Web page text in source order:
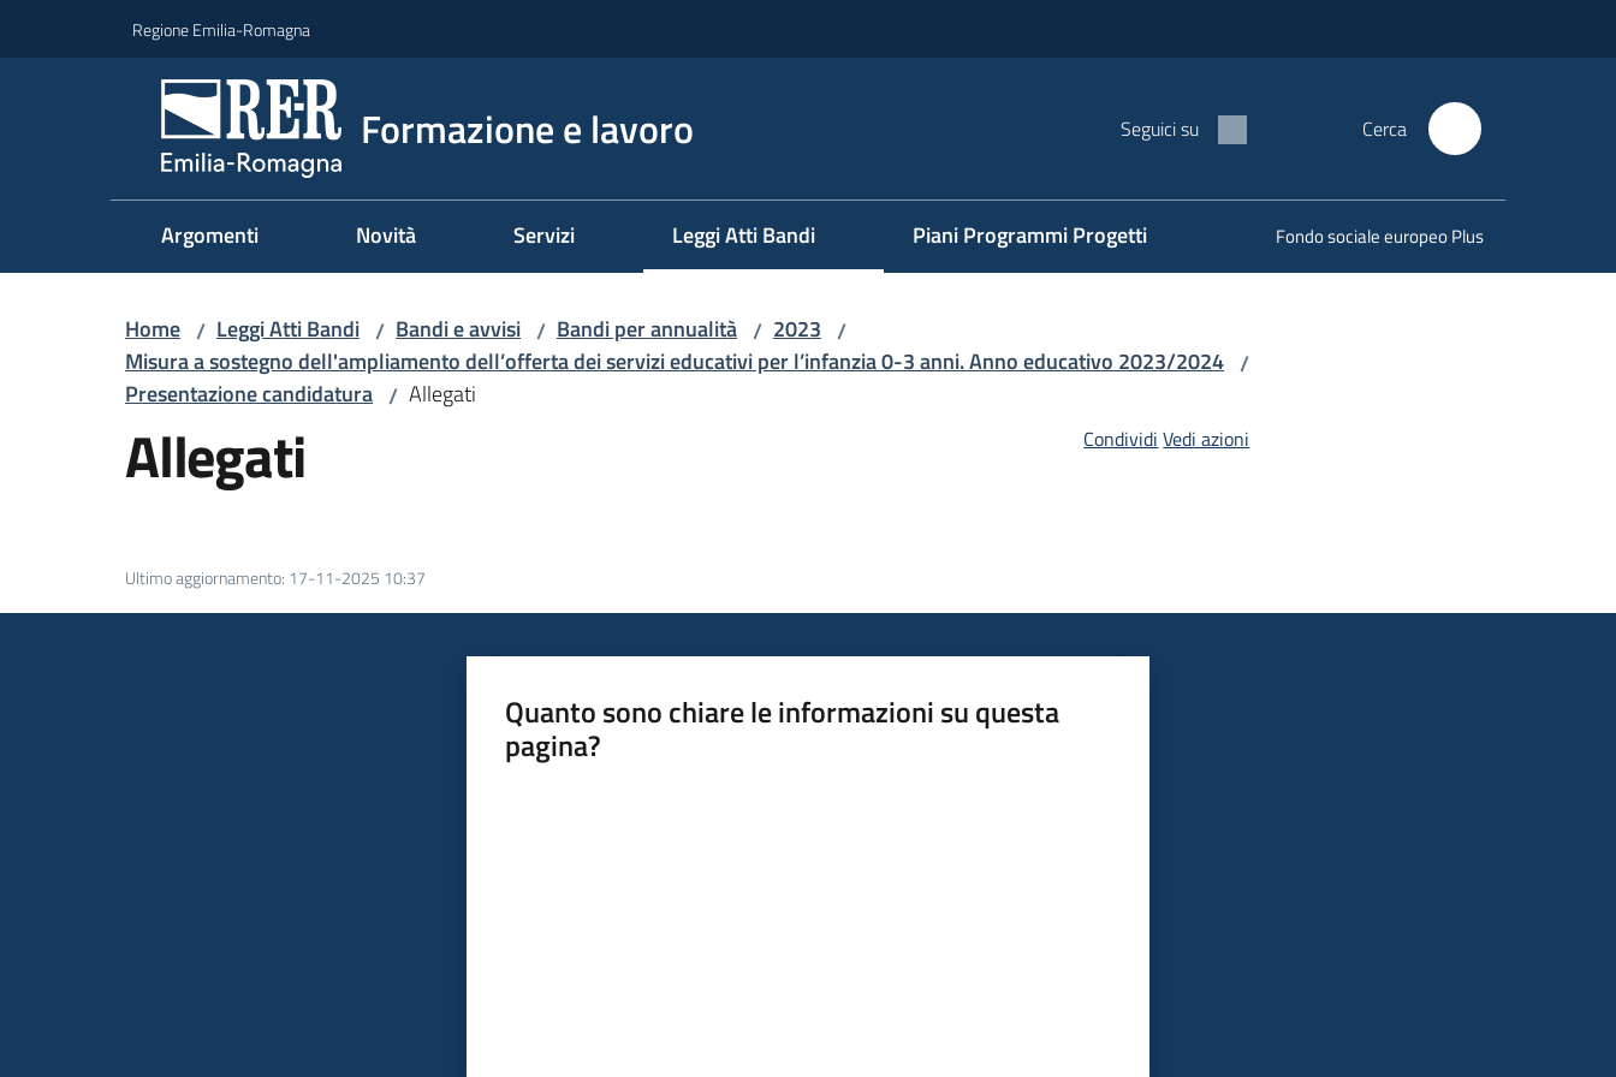
Regione Emilia-Romagna
Formazione e lavoro Seguici su Cerca
Argomenti Novità Servizi Leggi Atti Bandi Piani Programmi Progetti Fondo sociale europeo Plus
Home / Leggi Atti Bandi / Bandi e avvisi / Bandi per annualità / 2023 /
Misura a sostegno dell'ampliamento dell’offerta dei servizi educativi per l’infanzia 0-3 anni. Anno educativo 2023/2024 /
Presentazione candidatura / Allegati
Allegati Condividi Vedi azioni
Ultimo aggiornamento: 17-11-2025 10:37
Quanto sono chiare le informazioni su questa
pagina?